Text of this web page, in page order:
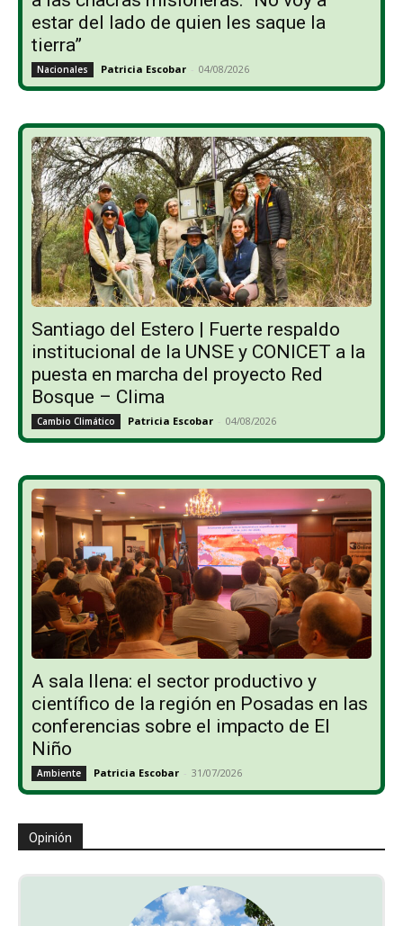
estar del lado de quien les saque la
tierra”
Nacionales Patricia Escobar - 04/08/2026
Santiago del Estero | Fuerte respaldo
institucional de la UNSE y CONICET a la
puesta en marcha del proyecto Red
Bosque – Clima
Cambio Climático Patricia Escobar - 04/08/2026
A sala llena: el sector productivo y
científico de la región en Posadas en las
conferencias sobre el impacto de El
Niño
Ambiente Patricia Escobar - 31/07/2026
Opinión